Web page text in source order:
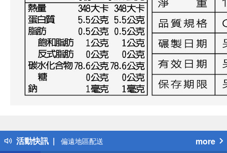
活動快訊
偏遠地區配送
詐騙網頁！請小心！
銀行優惠
偏遠地區配送
more